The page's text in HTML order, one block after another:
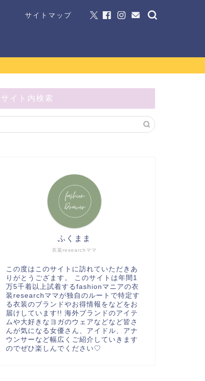
サイトマップ
サイト内検索
衣装researchママ
ふくまま
この度はこのサイトに訪れていただきあ
りがとうござます。 このサイトは年間1
万5千着以上試着するfashionマニアの衣
装researchママが独自のルートで特定す
る衣装のブランドやお得情報をなどをお
届けしています!! 海外ブランドのアイテ
ムや大好きなヨガのウェアなどなど皆さ
んが気になる女優さん、アイドル、アナ
ウンサーなど幅広くご紹介していきます
のでぜひ楽しんでください♡